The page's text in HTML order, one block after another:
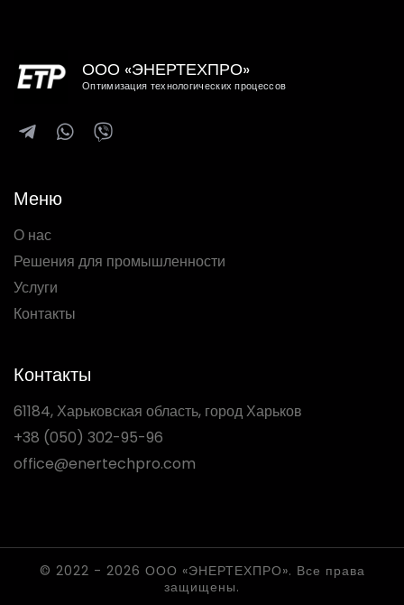
ООО «ЭНЕРТЕХПРО»
Оптимизация технологических процессов
Меню
О нас
Решения для промышленности
Услуги
Контакты
Контакты
61184, Харьковская область, город Харьков
+38 (050) 302-95-96
office@enertechpro.com
© 2022 - 2026 ООО «ЭНЕРТЕХПРО». Все права
защищены.